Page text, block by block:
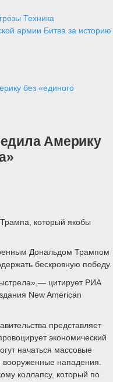
Техника
армии Битва за историю
без «единого
Америку
который якобы
Дональдом Трампом
бескровную победу.
цитирует РИА
New American
представляет
экономический
начаться массовые
нападения.
коллапсу, который по